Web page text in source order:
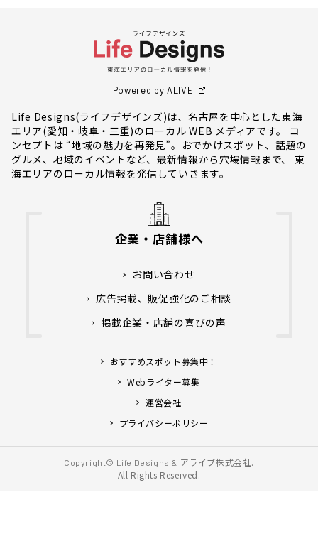
Powered by ALIVE
Life Designs(ライフデザインズ)は、名古屋を中心とした東海
エリア(愛知・岐阜・三重)のローカル WEB メディアです。 コ
ンセプトは “地域の魅力を再発見”。おでかけスポット、話題の
グルメ、地域のイベントなど、最新情報から穴場情報まで、 東
海エリアのローカル情報を発信していきます。
企業・店舗様へ
お問い合わせ
広告掲載、販促強化のご相談
掲載企業・店舗の喜びの声
おすすめスポット募集中！
Webライター募集
運営会社
プライバシーポリシー
Copyright© Life Designs & アライブ株式会社.
All Rights Reserved.